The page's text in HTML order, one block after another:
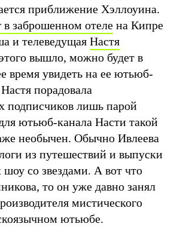
приближение Хэллоуина.
в заброшенном отеле на Кипре
и телеведущая Настя
вышло, можно будет в
время увидеть на ее ютьюб-
порадовала
подписчиков лишь парой
ютьюб-канала Насти такой
необычен. Обычно Ивлеева
из путешествий и выпуски
шоу со звездами. А вот что
то он уже давно занял
мистического
ютьюбе.